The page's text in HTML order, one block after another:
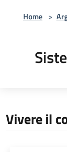
Home >
Vivere il